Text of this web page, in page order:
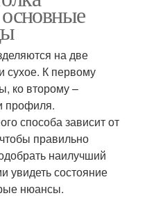
на две
сухое. К первому
ко второму –
профиля.
способа зависит от
правильно
наилучший
увидеть состояние
нюансы.